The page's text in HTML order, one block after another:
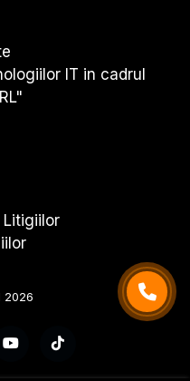
IT in cadrul
2026